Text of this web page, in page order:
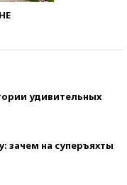
удивительных
зачем на суперъяхты